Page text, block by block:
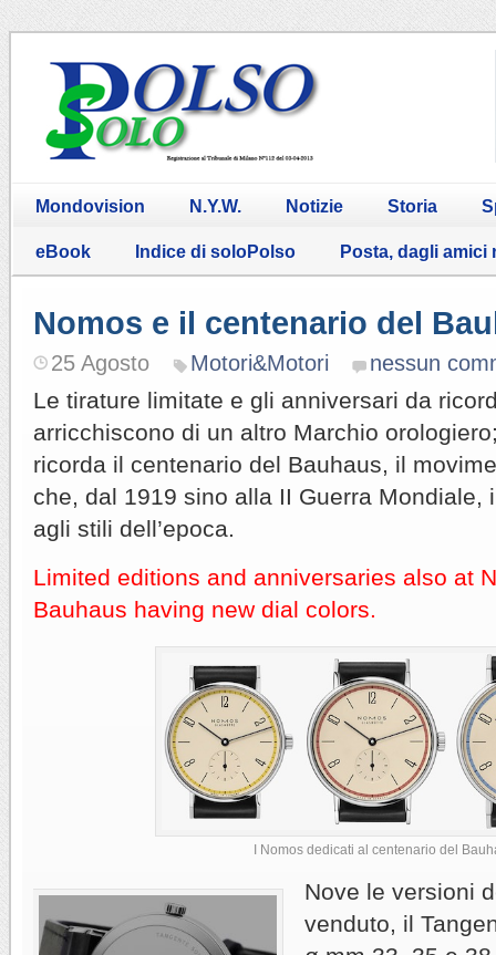
Mondovision N.Y.W. Notizie Storia
eBook Indice di soloPolso Posta, dagli amici
Nomos e il centenario del
25 Agosto Motori&Motori nessun
Le tirature limitate e gli anniversari da
arricchiscono di un altro Marchio
ricorda il centenario del Bauhaus, il
che, dal 1919 sino alla II Guerra Mondiale,
agli stili dell’epoca.
Limited editions and anniversaries also at
Bauhaus having new dial colors.
I Nomos dedicati al centenario del
Nove le versioni
venduto, il